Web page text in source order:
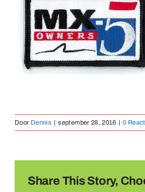
Medailles
Magneten
Door Dennis september 28, 2016 0
Share This Story,